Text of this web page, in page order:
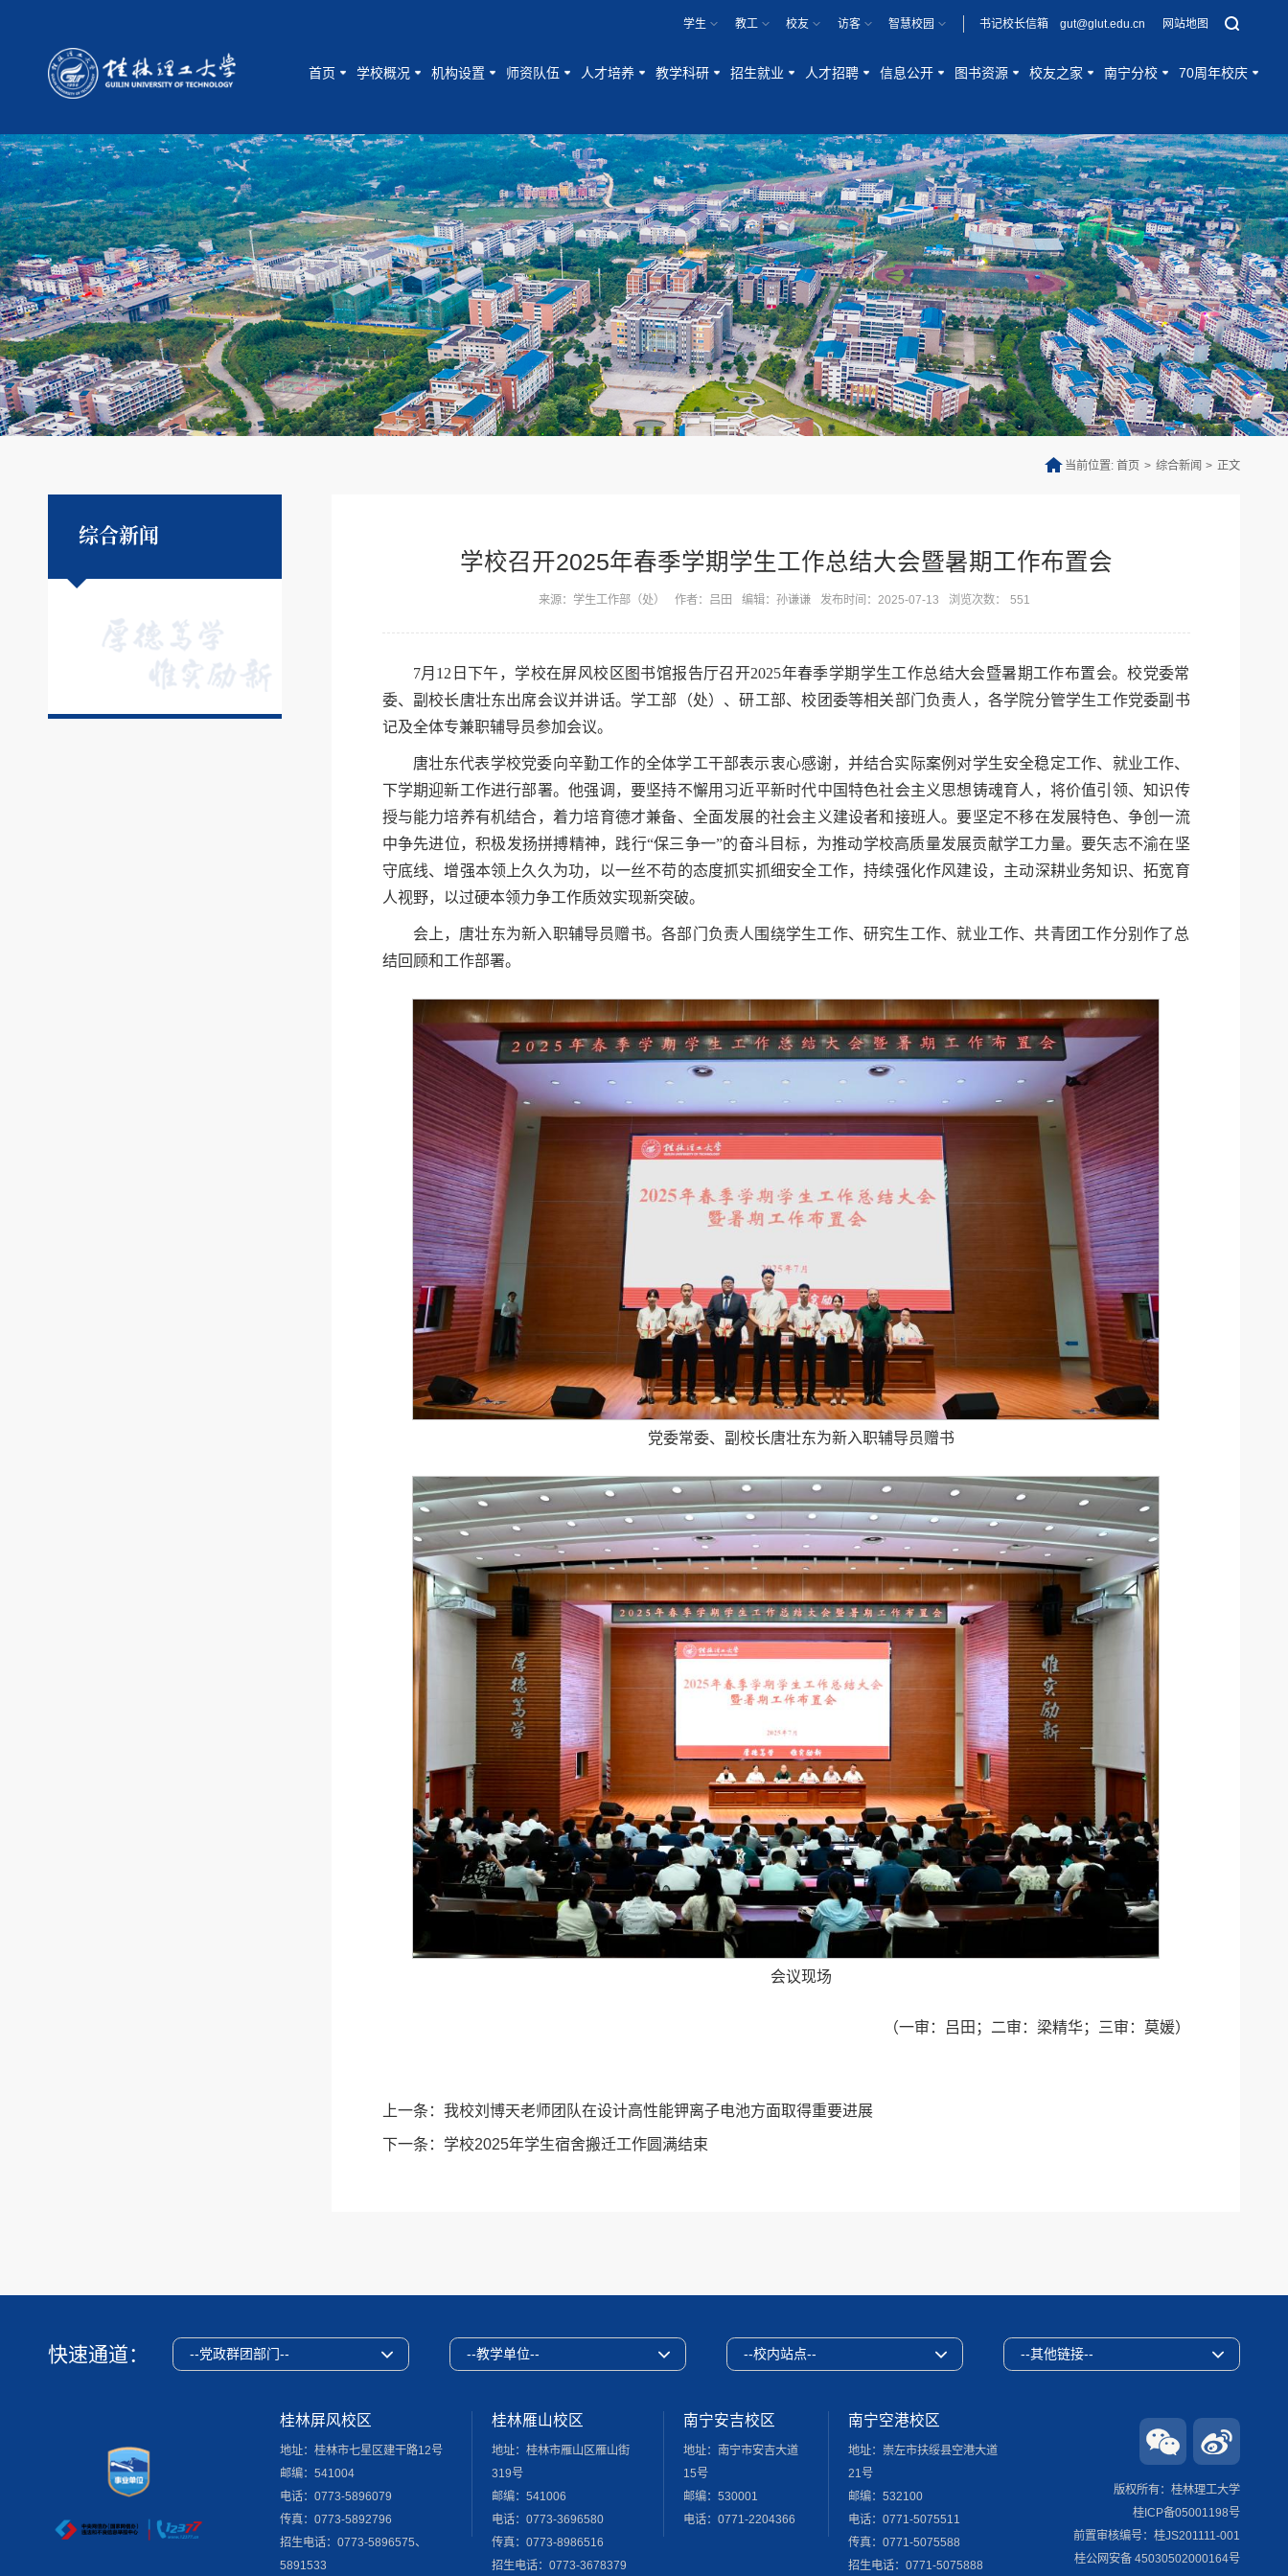
学生 教工 校友 访客 智慧校园 书记校长信箱 gut@glut.edu.cn 网站地图
首页 学校概况 机构设置 师资队伍 人才培养 教学科研 招生就业 人才招聘 信息公开 图书资源 校友之家 南宁分校 70周年校庆
当前位置: 首页 > 综合新闻 > 正文
综合新闻
学校召开2025年春季学期学生工作总结大会暨暑期工作布置会
来源：学生工作部（处） 作者：吕田 编辑：孙谦谦 发布时间：2025-07-13 浏览次数： 551
7月12日下午，学校在屏风校区图书馆报告厅召开2025年春季学期学生工作总结大会暨暑期工作布置会。校党委常
委、副校长唐壮东出席会议并讲话。学工部（处）、研工部、校团委等相关部门负责人，各学院分管学生工作党委副书
记及全体专兼职辅导员参加会议。
唐壮东代表学校党委向辛勤工作的全体学工干部表示衷心感谢，并结合实际案例对学生安全稳定工作、就业工作、
下学期迎新工作进行部署。他强调，要坚持不懈用习近平新时代中国特色社会主义思想铸魂育人，将价值引领、知识传
授与能力培养有机结合，着力培育德才兼备、全面发展的社会主义建设者和接班人。要坚定不移在发展特色、争创一流
中争先进位，积极发扬拼搏精神，践行“保三争一”的奋斗目标，为推动学校高质量发展贡献学工力量。要矢志不渝在坚
守底线、增强本领上久久为功，以一丝不苟的态度抓实抓细安全工作，持续强化作风建设，主动深耕业务知识、拓宽育
人视野，以过硬本领力争工作质效实现新突破。
会上，唐壮东为新入职辅导员赠书。各部门负责人围绕学生工作、研究生工作、就业工作、共青团工作分别作了总
结回顾和工作部署。
党委常委、副校长唐壮东为新入职辅导员赠书
会议现场
（一审：吕田；二审：梁精华；三审：莫媛）
上一条： 我校刘博天老师团队在设计高性能钾离子电池方面取得重要进展
下一条： 学校2025年学生宿舍搬迁工作圆满结束
快速通道： --党政群团部门-- --教学单位-- --校内站点-- --其他链接--
桂林屏风校区
地址：桂林市七星区建干路12号
邮编：541004
电话：0773-5896079
传真：0773-5892796
招生电话：0773-5896575、
5891533
桂林雁山校区
地址：桂林市雁山区雁山街
319号
邮编：541006
电话：0773-3696580
传真：0773-8986516
招生电话：0773-3678379
南宁安吉校区
地址：南宁市安吉大道
15号
邮编：530001
电话：0771-2204366
南宁空港校区
地址：崇左市扶绥县空港大道
21号
邮编：532100
电话：0771-5075511
传真：0771-5075588
招生电话：0771-5075888
版权所有：桂林理工大学
桂ICP备05001198号
前置审核编号：桂JS201111-001
桂公网安备 45030502000164号